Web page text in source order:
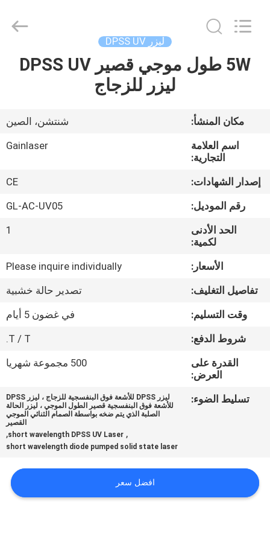
الصفحة
منتجات
معلومات
عنا
جولة
المعمل
مراقبة
الجودة
اتصل
خريطة
الموقع
Technology
Reserved.
ليزر DPSS UV
5W طول موجي قصير DPSS UV
ليزر للزجاج
مكان المنشأ:
شنتشن، الصين
اسم العلامة
التجارية:
Gainlaser
إصدار الشهادات:
CE
رقم الموديل:
GL-AC-UV05
الحد الأدنى
لكمية:
1
الأسعار:
Please inquire individually
تفاصيل التغليف:
تصدير حالة خشبية
وقت التسليم:
في غضون 5 أيام
شروط الدفع:
T / T.
القدرة على
العرض:
500 مجموعة شهريا
تسليط الضوء:
ليزر DPSS للأشعة فوق البنفسجية للزجاج ، ليزر DPSS
للأشعة فوق البنفسجية قصير الطول الموجي ، ليزر الحالة
الصلبة الذي يتم ضخه بواسطة الصمام الثنائي الموجي
القصير
,
short wavelength DPSS UV Laser
,
short wavelength diode pumped solid state laser
افضل سعر